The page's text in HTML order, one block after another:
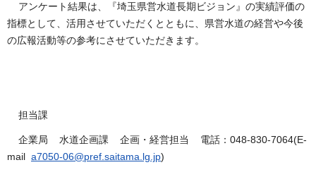
アンケート結果は、『埼玉県営水道長期ビジョン』の実績評価の
指標として、活用させていただくとともに、県営水道の経営や今後
の広報活動等の参考にさせていただきます。
担当課
企業局 水道企画課 企画・経営担当 電話：048-830-7064(E-
mail a7050-06@pref.saitama.lg.jp)